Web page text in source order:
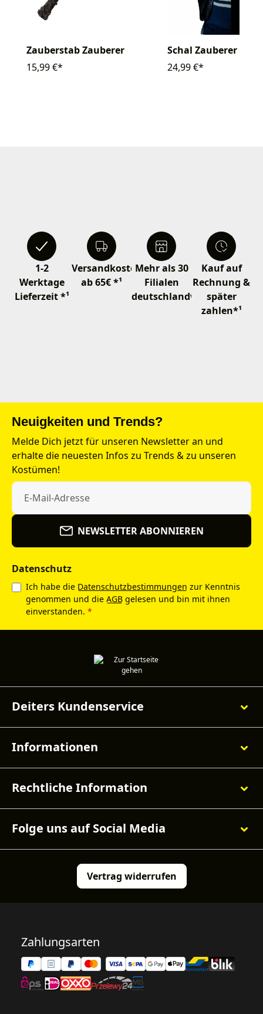
Zauberstab Zauberer
15,99 €*
Schal Zauberer
24,99 €*
1-2
Werktage
Lieferzeit *¹
Versandkostenfrei
ab 65€ *¹
Mehr als 30
Filialen
deutschlandweit
Kauf auf
Rechnung &
später
zahlen*¹
Neuigkeiten und Trends?
Melde Dich jetzt für unseren Newsletter an und
erhalte die neuesten Infos zu Trends & zu unseren
Kostümen!
NEWSLETTER ABONNIEREN
Datenschutz
Ich habe die Datenschutzbestimmungen zur Kenntnis
genommen und die AGB gelesen und bin mit ihnen
einverstanden. *
Deiters Kundenservice
Informationen
Rechtliche Information
Folge uns auf Social Media
Vertrag widerrufen
Zahlungsarten